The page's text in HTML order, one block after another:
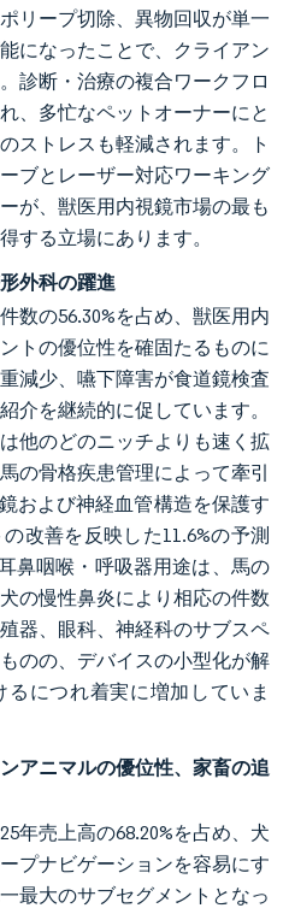
リープ切除、異物回収が単一
になったことで、クライアン
診断・治療の複合ワークフロ
、多忙なペットオーナーにと
ストレスも軽減されます。ト
ブとレーザー対応ワーキング
が、獣医用内視鏡市場の最も
する立場にあります。
外科の躍進
数の56.30%を占め、獣医用内
トの優位性を確固たるものに
減少、嚥下障害が食道鏡検査
介を継続的に促しています。
他のどのニッチよりも速く拡
の骨格疾患管理によって牽引
および神経血管構造を保護す
改善を反映した11.6%の予測
鼻咽喉・呼吸器用途は、馬の
の慢性鼻炎により相応の件数
器、眼科、神経科のサブスペ
のの、デバイスの小型化が解
につれ着実に増加していま
アニマルの優位性、家畜の追
年売上高の68.20%を占め、犬
プナビゲーションを容易にす
最大のサブセグメントとなっ